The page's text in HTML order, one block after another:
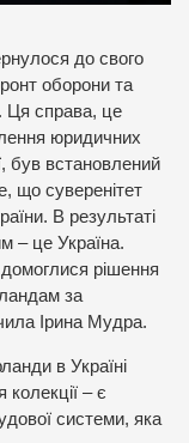
до свого
оборони та
Ця справа, це
юридичних
був встановлений
що суверенітет
В результаті
– це Україна.
домоглися рішення
за
Ірина Мудра.
в Україні
– є
системи, яка